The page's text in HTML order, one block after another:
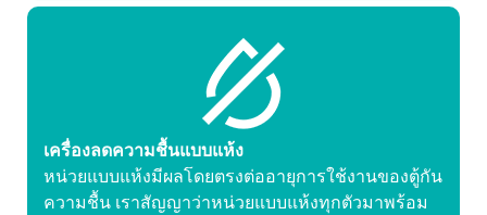
เครื่องลดความชื้นแบบแห้ง
หน่วยแบบแห้งมีผลโดยตรงต่ออายุการใช้งานของตู้กัน
ความชื้น เราสัญญาว่าหน่วยแบบแห้งทุกตัวมาพร้อม